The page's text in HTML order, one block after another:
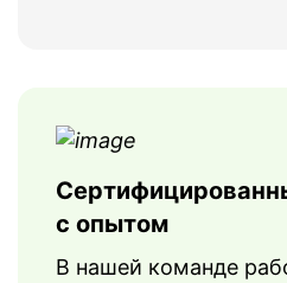
с опытом
В нашей команде